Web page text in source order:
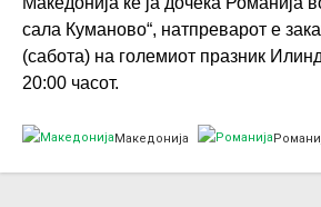
сала Куманово“, натпреварот е
(сабота) на големиот празник
20:00 часот.
Македонија